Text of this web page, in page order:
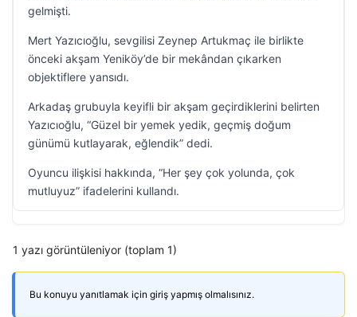
gelmişti.
Mert Yazıcıoğlu, sevgilisi Zeynep Artukmaç ile birlikte
önceki akşam Yeniköy’de bir mekândan çıkarken
objektiflere yansıdı.
Arkadaş grubuyla keyifli bir akşam geçirdiklerini belirten
Yazıcıoğlu, “Güzel bir yemek yedik, geçmiş doğum
günümü kutlayarak, eğlendik” dedi.
Oyuncu ilişkisi hakkında, “Her şey çok yolunda, çok
mutluyuz” ifadelerini kullandı.
1 yazı görüntüleniyor (toplam 1)
Bu konuyu yanıtlamak için giriş yapmış olmalısınız.